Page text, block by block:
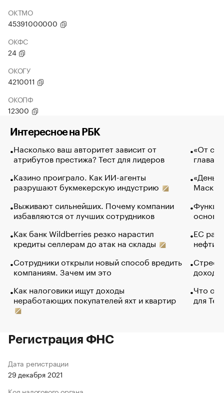
ОКТМО
45391000000
ОКФС
24
ОКОГУ
4210011
ОКОПФ
12300
Интересное на РБК
Насколько ваш авторитет зависит от
атрибутов престижа? Тест для лидеров
Казино проиграло. Как ИИ-агенты
разрушают букмекерскую индустрию
Выживают сильнейших. Почему компании
избавляются от лучших сотрудников
Как банк Wildberries резко нарастил
кредиты селлерам до атак на склады
Сотрудники открыли новый способ вредить
компаниям. Зачем им это
Как налоговики ищут доходы
неработающих покупателей яхт и квартир
«От
глава
Маск в
основ
ЕС
нефти
Что
для
Регистрация ФНС
Дата регистрации
29 декабря 2021